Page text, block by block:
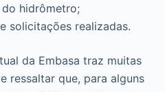
hidrômetro;
solicitações realizadas.
da Embasa traz muitas
ressaltar que, para alguns